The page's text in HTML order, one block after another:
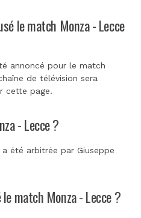
le match Monza - Lecce
annoncé pour le match
de télévision sera
cette page.
- Lecce ?
été arbitrée par Giuseppe
match Monza - Lecce ?